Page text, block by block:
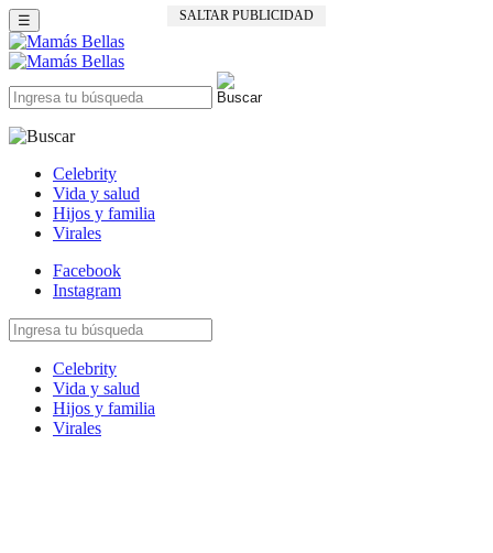
SALTAR PUBLICIDAD
☰
Celebrity
Vida y salud
Hijos y familia
Virales
Facebook
Instagram
Celebrity
Vida y salud
Hijos y familia
Virales